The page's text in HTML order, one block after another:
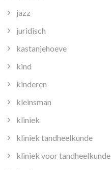
jazz
juridisch
kastanjehoeve
kind
kinderen
kleinsman
kliniek
kliniek tandheelkunde
kliniek voor tandheelkunde